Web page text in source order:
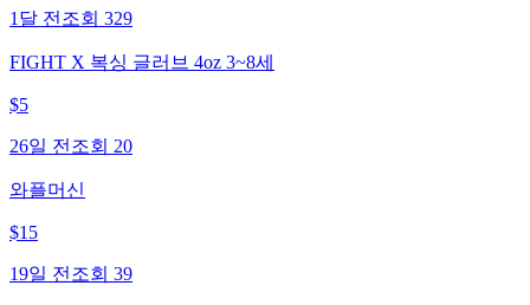
1달 전 조회 329
FIGHT X 복싱 글러브 4oz 3~8세
$5
26일 전 조회 20
와플머신
$15
19일 전 조회 39